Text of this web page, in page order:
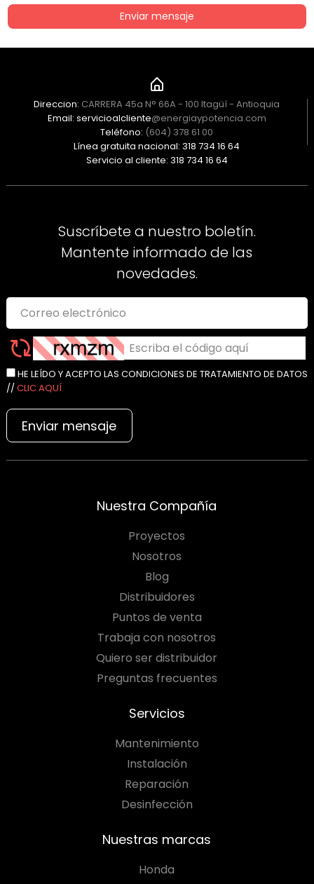
Enviar mensaje
Direccion: CARRERA 45a N° 66A - 100 Itagüí - Antioquia
Email: servicioalcliente@energiaypotencia.com
Teléfono: (604) 378 61 00
Línea gratuita nacional: 318 734 16 64
Servicio al cliente: 318 734 16 64
Suscríbete a nuestro boletín.
Mantente informado de las
novedades.
HE LEÍDO Y ACEPTO LAS CONDICIONES DE TRATAMIENTO DE DATOS
// CLIC AQUÍ
Enviar mensaje
Nuestra Compañía
Proyectos
Nosotros
Blog
Distribuidores
Puntos de venta
Trabaja con nosotros
Quiero ser distribuidor
Preguntas frecuentes
Servicios
Mantenimiento
Instalación
Reparación
Desinfección
Nuestras marcas
Honda